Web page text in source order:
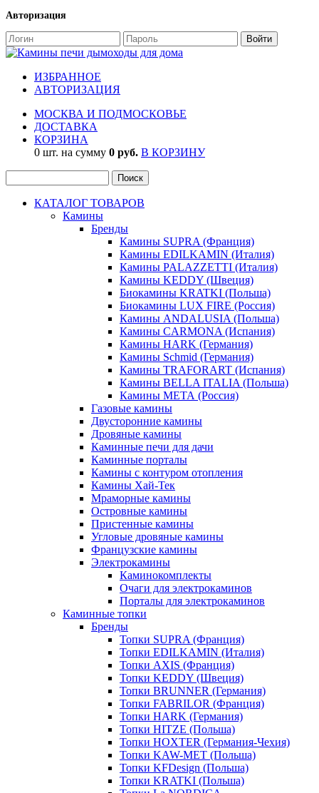
Авторизация
ИЗБРАННОЕ
АВТОРИЗАЦИЯ
МОСКВА И ПОДМОСКОВЬЕ
ДОСТАВКА
КОРЗИНА
0 шт. на сумму 0 руб. В КОРЗИНУ
КАТАЛОГ ТОВАРОВ
Камины
Бренды
Камины SUPRA (Франция)
Камины EDILKAMIN (Италия)
Камины PALAZZETTI (Италия)
Камины KEDDY (Швеция)
Биокамины KRATKI (Польша)
Биокамины LUX FIRE (Россия)
Камины ANDALUSIA (Польша)
Камины CARMONA (Испания)
Камины HARK (Германия)
Камины Schmid (Германия)
Камины TRAFORART (Испания)
Камины BELLA ITALIA (Польша)
Камины МЕТА (Россия)
Газовые камины
Двусторонние камины
Дровяные камины
Каминные печи для дачи
Каминные порталы
Камины с контуром отопления
Камины Хай-Тек
Мраморные камины
Островные камины
Пристенные камины
Угловые дровяные камины
Французские камины
Электрокамины
Каминокомплекты
Очаги для электрокаминов
Порталы для электрокаминов
Каминные топки
Бренды
Топки SUPRA (Франция)
Топки EDILKAMIN (Италия)
Топки AXIS (Франция)
Топки KEDDY (Швеция)
Топки BRUNNER (Германия)
Топки FABRILOR (Франция)
Топки HARK (Германия)
Топки HITZE (Польша)
Топки HOXTER (Германия-Чехия)
Топки KAW-MET (Польша)
Топки KFDesign (Польша)
Топки KRATKI (Польша)